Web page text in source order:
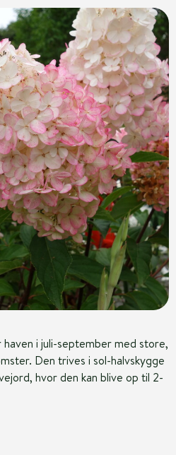
i juli-september med store,
Den trives i sol-halvskygge
hvor den kan blive op til 2-